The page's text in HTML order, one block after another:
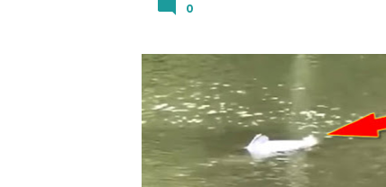
0
ANIMAIS CIÊNCIA